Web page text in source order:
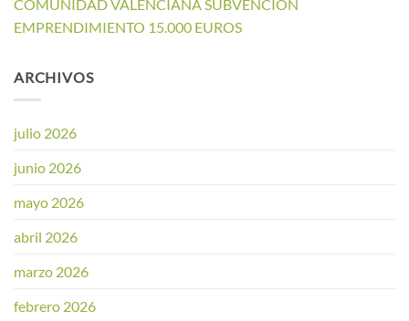
COMUNIDAD VALENCIANA SUBVENCION
EMPRENDIMIENTO 15.000 EUROS
ARCHIVOS
julio 2026
junio 2026
mayo 2026
abril 2026
marzo 2026
febrero 2026